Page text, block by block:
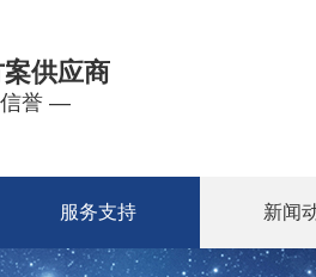
供应商
信誉 —
服务支持 新闻